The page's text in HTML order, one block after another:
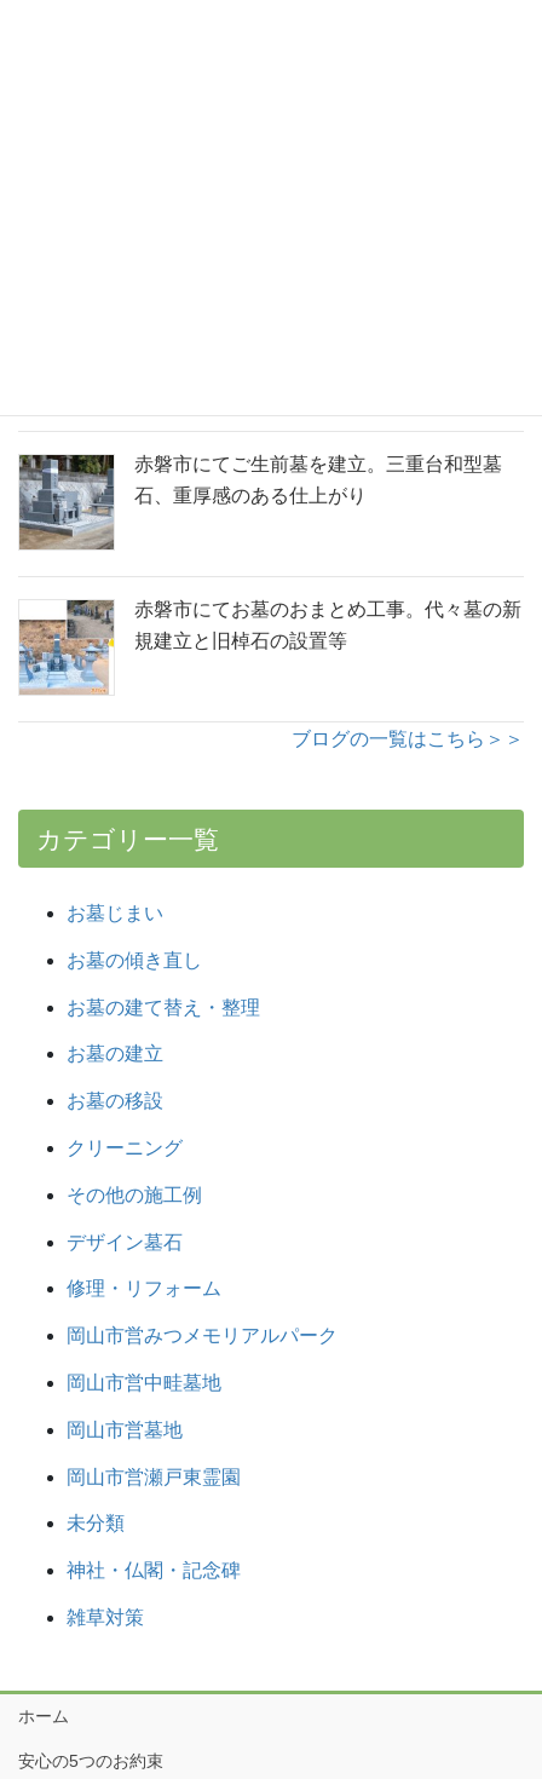
赤磐市にてご生前墓を建立。三重台和型墓
石、重厚感のある仕上がり
赤磐市にてお墓のおまとめ工事。代々墓の新
規建立と旧棹石の設置等
ブログの一覧はこちら＞＞
カテゴリー一覧
お墓じまい
お墓の傾き直し
お墓の建て替え・整理
お墓の建立
お墓の移設
クリーニング
その他の施工例
デザイン墓石
修理・リフォーム
岡山市営みつメモリアルパーク
岡山市営中畦墓地
岡山市営墓地
岡山市営瀬戸東霊園
未分類
神社・仏閣・記念碑
雑草対策
ホーム
安心の5つのお約束